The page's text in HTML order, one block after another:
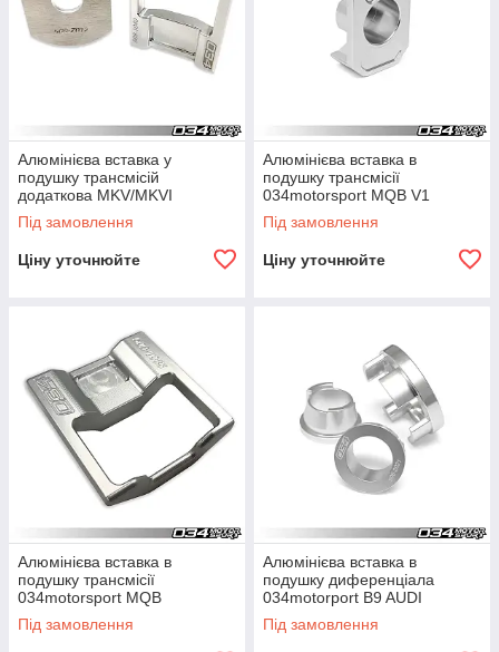
Алюмінієва вставка у
подушку трансмісій
додаткова MKV/MKVI
VOLKSWAGEN
GOLF/GTI/R/JETTA/GLI AND
Під замовлення
Ціну уточнюйте
Алюмінієва вставка в
подушку трансмісії
034motorsport MQB V1
Під замовлення
Ціну уточнюйте
Алюмінієва вставка в
подушку трансмісії
034motorsport MQB
додаткова
Під замовлення
Алюмінієва вставка в
подушку диференціала
034motorport B9 AUDI
A4/S4/S5/RS5
Під замовлення